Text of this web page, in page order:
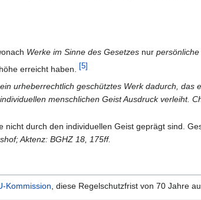
Werke im Sinne des Gesetzes nur
erreicht haben. [5]
urheberrechtlich geschütztes Werk dadurch,
menschlichen Geist Ausdruck verleiht.
durch den individuellen Geist geprägt sind.
Aktenz: BGHZ 18, 175ff.
Kommission , diese Regelschutzfrist von 70 Jahre